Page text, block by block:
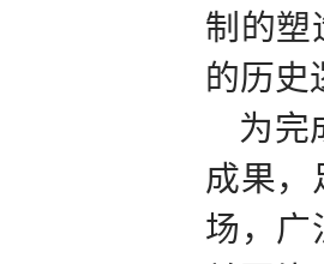
制的塑
的历史
为完
成果，
场，广